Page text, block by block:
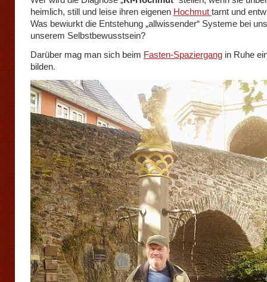
heimlich, still und leise ihren eigenen Hochmut tarnt und
Was bewiurkt die Entstehung „allwissender“ Systeme bei
unserem Selbstbewusstsein?
Darüber mag man sich beim Fasten-Spaziergang in Ruhe
bilden.